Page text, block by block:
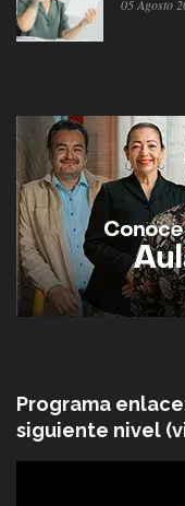
05 Agosto
Programa
siguiente nivel